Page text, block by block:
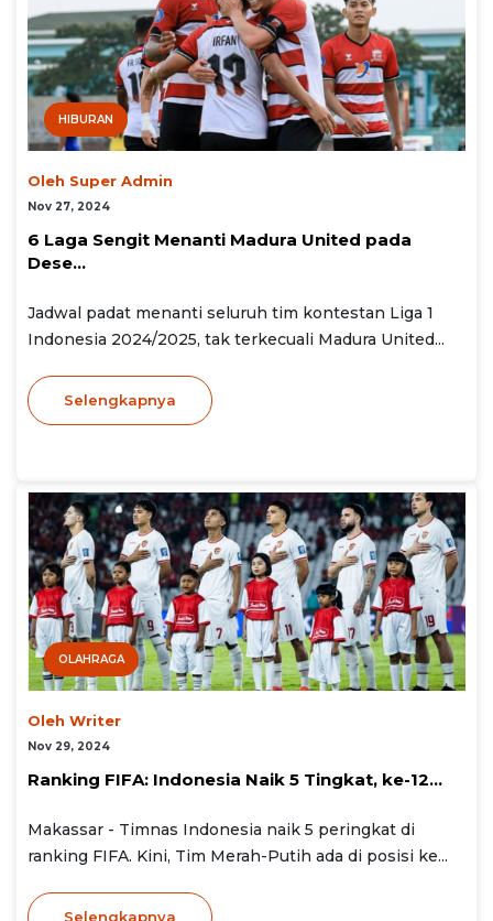
HIBURAN
Oleh Super Admin
Nov 27, 2024
6 Laga Sengit Menanti Madura United pada
Dese...
Jadwal padat menanti seluruh tim kontestan Liga 1
Indonesia 2024/2025, tak terkecuali Madura United...
Selengkapnya
OLAHRAGA
Oleh Writer
Nov 29, 2024
Ranking FIFA: Indonesia Naik 5 Tingkat, ke-12...
Makassar - Timnas Indonesia naik 5 peringkat di
ranking FIFA. Kini, Tim Merah-Putih ada di posisi ke...
Selengkapnya